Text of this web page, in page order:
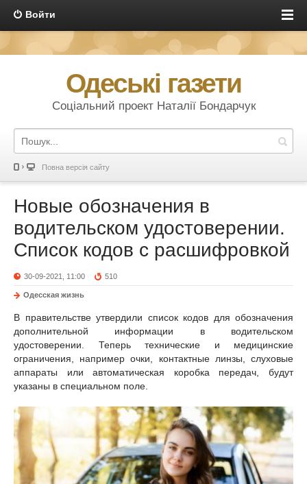
Войти
Одеські газети
Соціальний проект Наталії Бондарчук
Повна версія сайту
Новые обозначения в
водительском удостоверении.
Список кодов с расшифровкой
30-09-2021, 11:00 510
Одесская жизнь
В правительстве утвердили список кодов для обозначения
дополнительной информации в водительском
удостоверении. Теперь технические и медицинские
ограничения, например очки, контактные линзы, слуховые
аппараты или автоматическая коробка передач, будут
указаны в специальном поле.